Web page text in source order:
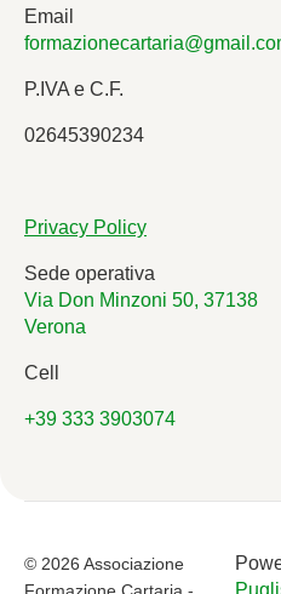
Email
P.IVA e C.F.
02645390234
Privacy Policy
Sede operativa
Via Don Minzoni 50, 37138
Verona
Cell
+39 333 3903074
© 2026 Associazione